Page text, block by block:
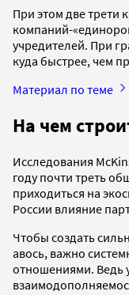
При этом две трети
компаний-
учредителей. При
куда быстрее, чем
Материал по теме
На чем
Исследования
году почти треть
приходиться на
России влияние
Чтобы создать
авось, важно
отношениями. Ведь